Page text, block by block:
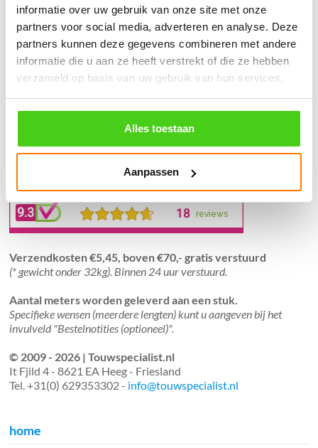
informatie over uw gebruik van onze site met onze
partners voor social media, adverteren en analyse. Deze
partners kunnen deze gegevens combineren met andere
informatie die u aan ze heeft verstrekt of die ze hebben
verzameld op basis van uw gebruik van hun services.
Alles toestaan
Aanpassen
Winkelwagen
Geen producten in de winkelwagen.
֍ Deskundig advies en gratis proefstukjes.
֍ Verzending in Nederland, België en Duitsland.
Verzendkosten €5,45, boven €70,- gratis verstuurd
(* gewicht onder 32kg). Binnen 24 uur verstuurd.
Aantal meters worden geleverd aan een stuk.
Specifieke wensen (meerdere lengten) kunt u aangeven bij het
invulveld "Bestelnotities (optioneel)".
© 2009 - 2026 | Touwspecialist.nl
It Fjild 4 - 8621 EA Heeg - Friesland
Tel. +31(0) 629353302 - info@touwspecialist.nl
home